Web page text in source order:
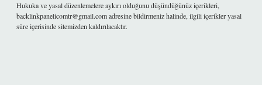
Hukuka ve yasal düzenlemelere aykırı olduğunu düşündüğünüz içerikleri,
backlinkpanelicomtr@gmail.comadresine bildirmeniz halinde, ilgili içerikler yasal
süre içerisinde sitemizden kaldırılacaktır.